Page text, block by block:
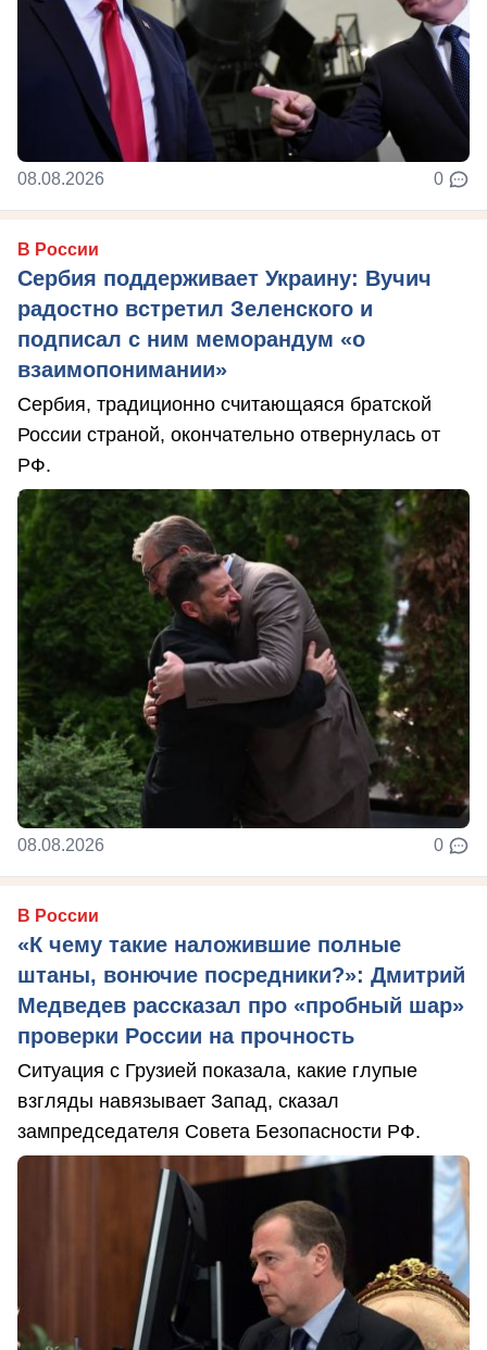
08.08.2026 0
В России
Сербия поддерживает Украину: Вучич
радостно встретил Зеленского и
подписал с ним меморандум «о
взаимопонимании»
Сербия, традиционно считающаяся братской
России страной, окончательно отвернулась от
РФ.
08.08.2026 0
В России
«К чему такие наложившие полные
штаны, вонючие посредники?»: Дмитрий
Медведев рассказал про «пробный шар»
проверки России на прочность
Ситуация с Грузией показала, какие глупые
взгляды навязывает Запад, сказал
зампредседателя Совета Безопасности РФ.